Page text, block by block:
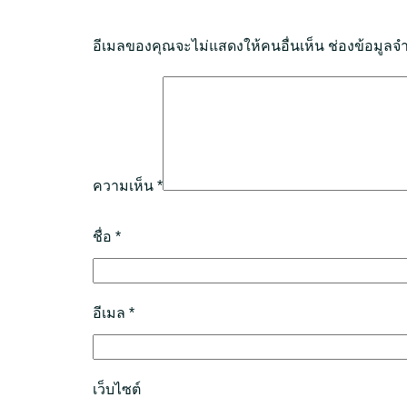
อีเมลของคุณจะไม่แสดงให้คนอื่นเห็น ช่องข้อมูลจ
ความเห็น *
ชื่อ *
อีเมล *
เว็บไซต์